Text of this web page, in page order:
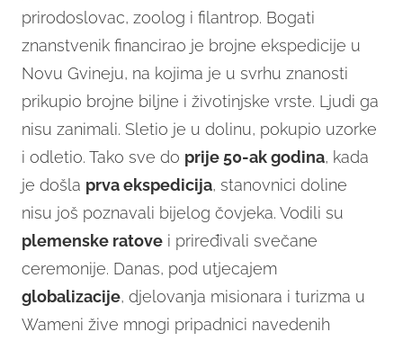
prirodoslovac, zoolog i filantrop. Bogati
znanstvenik financirao je brojne ekspedicije u
Novu Gvineju, na kojima je u svrhu znanosti
prikupio brojne biljne i životinjske vrste. Ljudi ga
nisu zanimali. Sletio je u dolinu, pokupio uzorke
i odletio. Tako sve do prije 50-ak godina, kada
je došla prva ekspedicija, stanovnici doline
nisu još poznavali bijelog čovjeka. Vodili su
plemenske ratove i priređivali svečane
ceremonije. Danas, pod utjecajem
globalizacije, djelovanja misionara i turizma u
Wameni žive mnogi pripadnici navedenih